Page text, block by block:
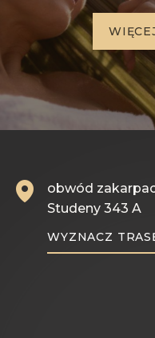
WI ĘCE
obwód
Studeny 343 A
WYZNACZ